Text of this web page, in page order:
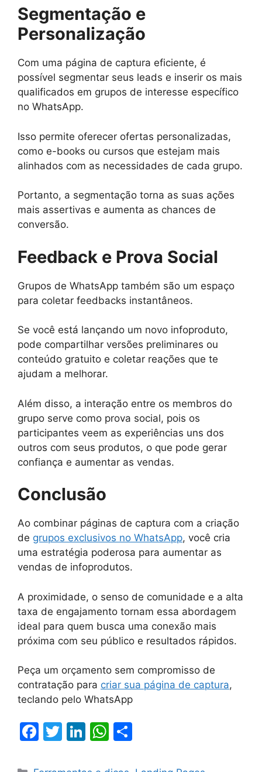
Segmentação e
Personalização
Com uma página de captura eficiente, é
possível segmentar seus leads e inserir os mais
qualificados em grupos de interesse específico
no WhatsApp.
Isso permite oferecer ofertas personalizadas,
como e-books ou cursos que estejam mais
alinhados com as necessidades de cada grupo.
Portanto, a segmentação torna as suas ações
mais assertivas e aumenta as chances de
conversão.
Feedback e Prova Social
Grupos de WhatsApp também são um espaço
para coletar feedbacks instantâneos.
Se você está lançando um novo infoproduto,
pode compartilhar versões preliminares ou
conteúdo gratuito e coletar reações que te
ajudam a melhorar.
Além disso, a interação entre os membros do
grupo serve como prova social, pois os
participantes veem as experiências uns dos
outros com seus produtos, o que pode gerar
confiança e aumentar as vendas.
Conclusão
Ao combinar páginas de captura com a criação
de grupos exclusivos no WhatsApp, você cria
uma estratégia poderosa para aumentar as
vendas de infoprodutos.
A proximidade, o senso de comunidade e a alta
taxa de engajamento tornam essa abordagem
ideal para quem busca uma conexão mais
próxima com seu público e resultados rápidos.
Peça um orçamento sem compromisso de
contratação para criar sua página de captura,
teclando pelo WhatsApp
F
T
Li W